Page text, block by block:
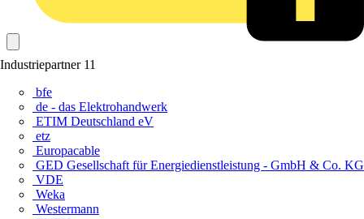
Industriepartner 11
bfe
de - das Elektrohandwerk
ETIM Deutschland eV
etz
Europacable
GED Gesellschaft für Energiedienstleistung - GmbH & Co. KG
VDE
Weka
Westermann